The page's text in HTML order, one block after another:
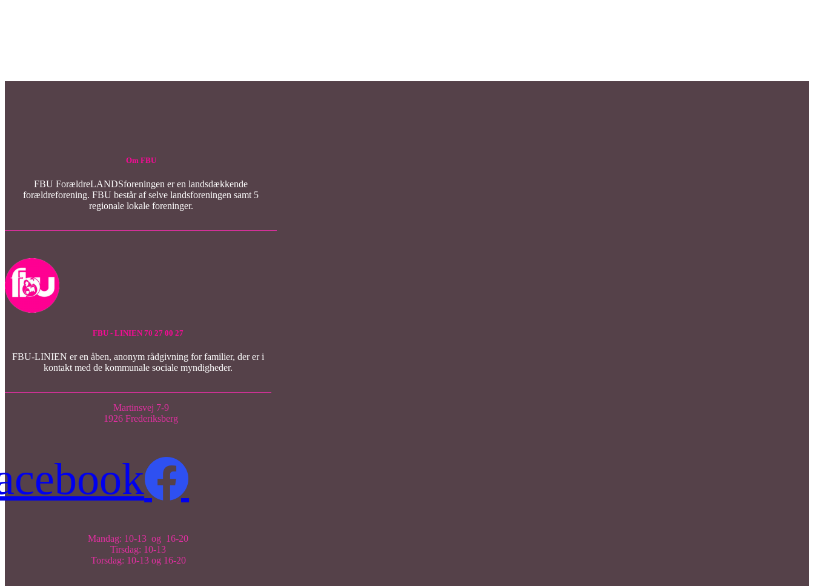
Om FBU
FBU ForældreLANDSforeningen er en landsdækkende
forældreforening. FBU består af selve landsforeningen samt 5
regionale lokale foreninger.
FBU - LINIEN 70 27 00 27
FBU-LINIEN er en åben, anonym rådgivning for familier, der er i
kontakt med de kommunale sociale myndigheder.
Martinsvej 7-9
1926 Frederiksberg
Mandag: 10-13 og 16-20
Tirsdag: 10-13
Torsdag: 10-13 og 16-20